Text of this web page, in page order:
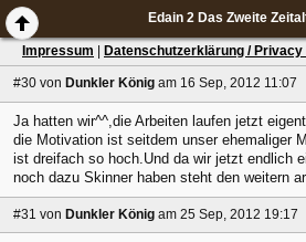
Impressum Datenschutzerklärung / Privacy
#30 von Dunkler König am 16 Sep, 2012 11:07
Ja hatten wir^^,die Arbeiten laufen jetzt
die Motivation ist seitdem unser ehemaliger
ist dreifach so hoch.Und da wir jetzt endlich
noch dazu Skinner haben steht den weitern
#31 von Dunkler König am 25 Sep, 2012 19:17